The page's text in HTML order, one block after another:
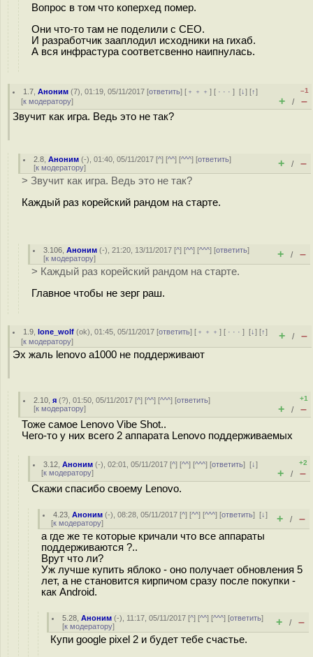
Вопрос в том что коперхед помер.
Они что-то там не поделили с CEO.
И разработчик зааплодил исходники на гихаб.
А вся инфрастура соответсвенно наипнулась.
1.7 ,Аноним (7), 01:19, 05/11/2017 [ответить] [ ﹢﹢﹢] [ · · ·][↓] [↑]
[к модератору]
–1
+ / –
Звучит как игра. Ведь это не так?
2.8 ,Аноним (-), 01:40, 05/11/2017 [^] [^^] [^^^] [ответить]
[к модератору] + / –
> Звучит как игра. Ведь это не так?
Каждый раз корейский рандом на старте.
3.106 ,Аноним (-), 21:20, 13/11/2017 [^] [^^] [^^^] [ответить]
[к модератору] + / –
> Каждый раз корейский рандом на старте.
Главное чтобы не зерг раш.
1.9 ,lone_wolf (ok), 01:45, 05/11/2017 [ответить] [ ﹢﹢﹢] [ · · ·][↓] [↑]
[к модератору] + / –
Эх жаль lenovo a1000 не поддерживают
2.10 ,я (?), 01:50, 05/11/2017 [^] [^^] [^^^] [ответить]
[к модератору]
+1
+ / –
Тоже самое Lenovo Vibe Shot..
Чего-то у них всего 2 аппарата Lenovo поддерживаемых
3.12 ,Аноним (-), 02:01, 05/11/2017 [^] [^^] [^^^] [ответить][↓]
[к модератору]
+2
+ / –
Скажи спасибо своему Lenovo.
4.23 ,Аноним (-), 08:28, 05/11/2017 [^] [^^] [^^^] [ответить][↓]
[к модератору] + / –
а где же те которые кричали что все аппараты
поддерживаются ?..
Врут что ли?
Уж лучше купить яблоко - оно получает обновления 5
лет, а не становится кирпичом сразу после покупки -
как Android.
5.28 ,Аноним (-), 11:17, 05/11/2017 [^] [^^] [^^^] [ответить]
[к модератору] + / –
Купи google pixel 2 и будет тебе счастье.